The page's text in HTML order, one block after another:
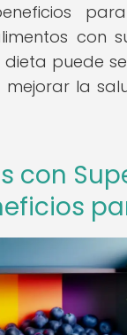
con
dieta puede
la
con